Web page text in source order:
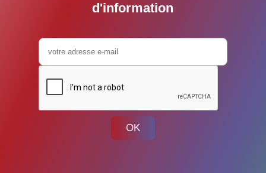
d'information
OK